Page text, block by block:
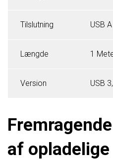
Tilslutning USB
Længde 1
Version USB
af